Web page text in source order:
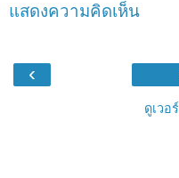
แสดงความคิดเห็น
‹
ดูเวอ